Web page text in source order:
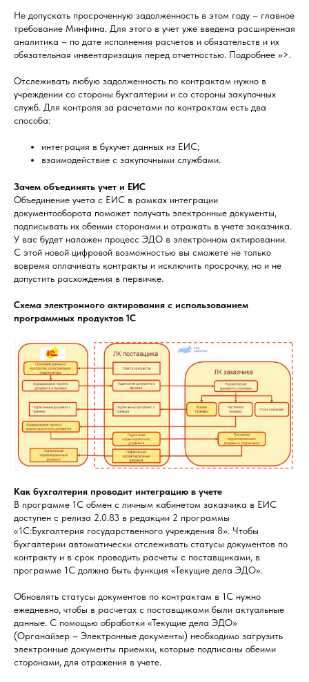
Не допускать просроченную задолженность в этом году – главное
требование Минфина. Для этого в учет уже введена расширенная
аналитика – по дате исполнения расчетов и обязательств и их
обязательная инвентаризация перед отчетностью. Подробнее >>>.
Отслеживать любую задолженность по контрактам нужно в
учреждении со стороны бухгалтерии и со стороны закупочных
служб. Для контроля за расчетами по контрактам есть два
способа:
интеграция в бухучет данных из ЕИС;
взаимодействие с закупочными службами.
Зачем объединять учет и ЕИС
Объединение учета с ЕИС в рамках интеграции
документооборота поможет получать электронные документы,
подписывать их обеими сторонами и отражать в учете заказчика.
У вас будет налажен процесс ЭДО в электронном актировании.
С этой новой цифровой возможностью вы сможете не только
вовремя оплачивать контракты и исключить просрочку, но и не
допустить расхождения в первичке.
Схема электронного актирования с использованием
программных продуктов 1С
Как бухгалтерия проводит интеграцию в учете
В программе 1С обмен с личным кабинетом заказчика в ЕИС
доступен с релиза 2.0.83 в редакции 2 программы
«1С:Бухгалтерия государственного учреждения 8». Чтобы
бухгалтерии автоматически отслеживать статусы документов по
контракту и в срок проводить расчеты с поставщиками, в
программе 1С должна быть функция «Текущие дела ЭДО».
Обновлять статусы документов по контрактам в 1С нужно
ежедневно, чтобы в расчетах с поставщиками были актуальные
данные. С помощью обработки «Текущие дела ЭДО»
(Органайзер – Электронные документы) необходимо загрузить
электронные документы приемки, которые подписаны обеими
сторонами, для отражения в учете.